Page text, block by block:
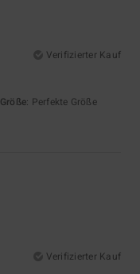
Verifizierter Kauf
Größe: Perfekte Größe
Verifizierter Kauf